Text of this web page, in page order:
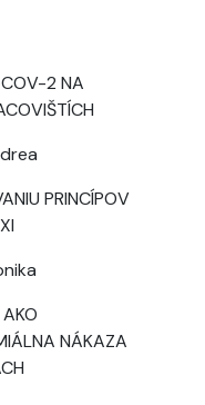
COV-2 NA
PRINCÍPOV
NÁKAZA